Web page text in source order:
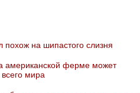
на шипастого слизня
американской ферме может
мира